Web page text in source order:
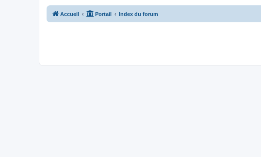
Accueil Portail Index du forum